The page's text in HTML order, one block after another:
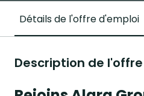
Détails de l'offre d'emploi
Description de